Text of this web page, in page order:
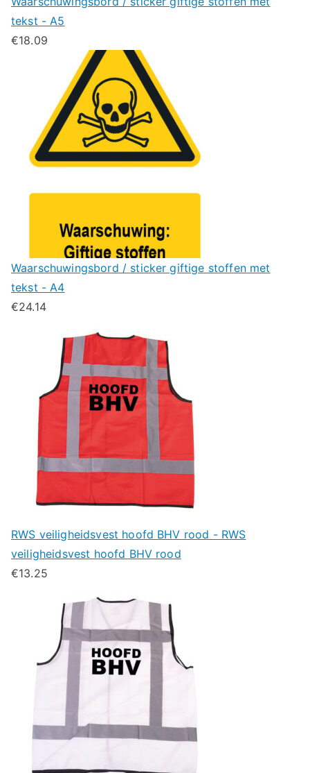
tekst - A5
€18.09
Waarschuwingsbord / sticker giftige stoffen met
tekst - A4
€24.14
RWS veiligheidsvest hoofd BHV rood - RWS
veiligheidsvest hoofd BHV rood
€13.25